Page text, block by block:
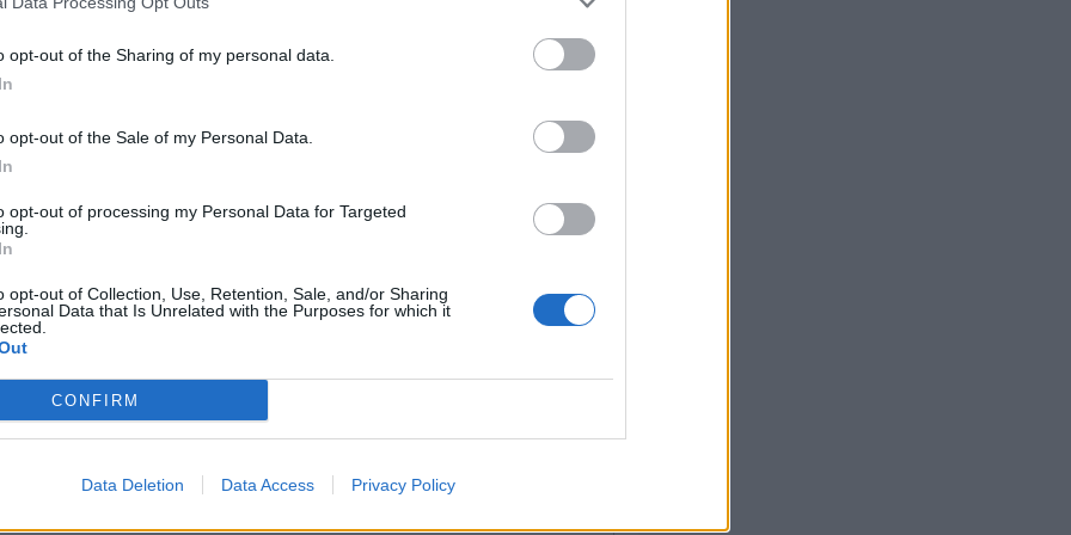
opt-out of the Sharing of my personal data.
opt-out of the Sale of my Personal Data.
opt-out of processing my Personal Data for Targeted
opt-out of Collection, Use, Retention, Sale, and/or Sharing
Data that Is Unrelated with the Purposes for which it
CONFIRM
Data Deletion Data Access Privacy Policy